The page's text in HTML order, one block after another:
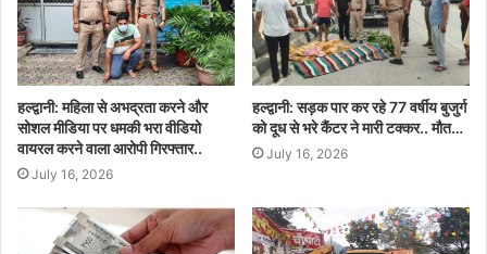
हल्द्वानी: महिला से अभद्रता करने और
सोशल मीडिया पर धमकी भरा वीडियो
वायरल करने वाला आरोपी गिरफ्तार..
July 16, 2026
हल्द्वानी: सड़क पार कर रहे 77 वर्षीय बुजुर्ग
को दूध से भरे कैंटर ने मारी टक्कर.. मौत…
July 16, 2026